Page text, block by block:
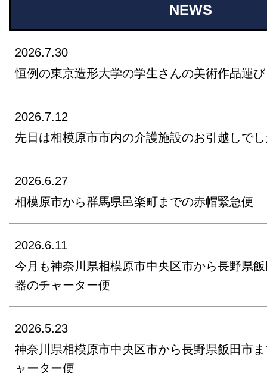
NEWS
2026.7.30
恒例の東京造形大学の学生さんの美術作品運び
2026.7.12
先日は相模原市市内の介護施設のお引越しで
2026.6.27
相模原市から群馬県邑楽町までの赤帽緊急便
2026.6.11
今月も神奈川県相模原市中央区市から長野県
器のチャーター便
2026.5.23
神奈川県相模原市中央区市から長野県飯田市
ャーター便